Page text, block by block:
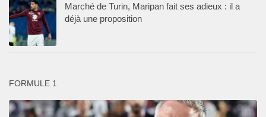
Marché de Turin, Maripan fait ses adieux : il a
déjà une proposition
FORMULE 1